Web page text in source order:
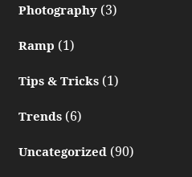
Photography(3)
Ramp (1)
Tips & Tricks(1)
Trends(6)
Uncategorized(90)